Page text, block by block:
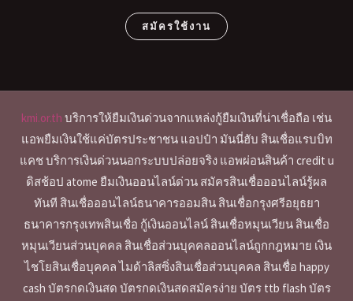
สมัครใช้งาน
kmi.or.th บริการให้ยืมเงินด่วนจากแหล่งกู้ยืมเงินที่น่าเชื่อถือ เช่น
แอพยืมเงินใช้แค่บัตรประชาชน แอปป๋า มันนี่ฮับ สินเชื่อแรบบิท
แคช บริการเงินด่วนนอกระบบปล่อยจริง แอพผ่อนสินค้า credit u
ดิสช้อป atome ยืมเงินออนไลน์ด่วน สมัครสินเชื่อออนไลน์รู้ผล
ทันที สินเชื่อออนไลน์ธนาคารออมสิน สินเชื่อกรุงศรีอยุธยา
ธนาคารกรุงเทพสินเชื่อ กู้เงินออนไลน์ สินเชื่อหมุนเวียน สินเชื่อ
หมุนเวียนส่วนบุคคล สินเชื่อส่วนบุคคลออนไลน์ถูกกฎหมาย เงิน
ไชโยสินเชื่อบุคคล ไมด้าลิสซิ่งสินเชื่อส่วนบุคคล สินเชื่อ happy
cash บัตรกดเงินสด บัตรกดเงินสดสมัครง่าย บัตร ttb flash บัตร